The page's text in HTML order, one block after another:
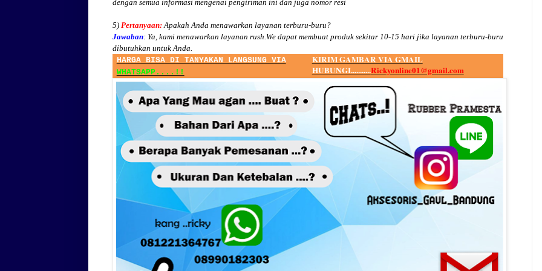
dengan semua informasi mengenai pengiriman ini dan juga nomor resi
5) Pertanyaan:Apakah Anda menawarkan layanan terburu-buru?
Jawaban: Ya, kami menawarkan layanan rush.We dapat membuat produk sekitar 10-15 hari jika layanan terburu-buru
dibutuhkan untuk Anda.
HARGA BISA DI TANYAKAN LANGSUNG VIA
WHATSAPP....!!
KIRIM GAMBAR VIA GMAIL
HUBUNGI...........Rickyonline01@gmail.com